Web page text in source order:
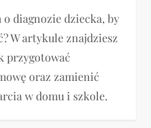
diagnozie dziecka, by
W artykule znajdziesz
przygotować
oraz zamienić
w domu i szkole.